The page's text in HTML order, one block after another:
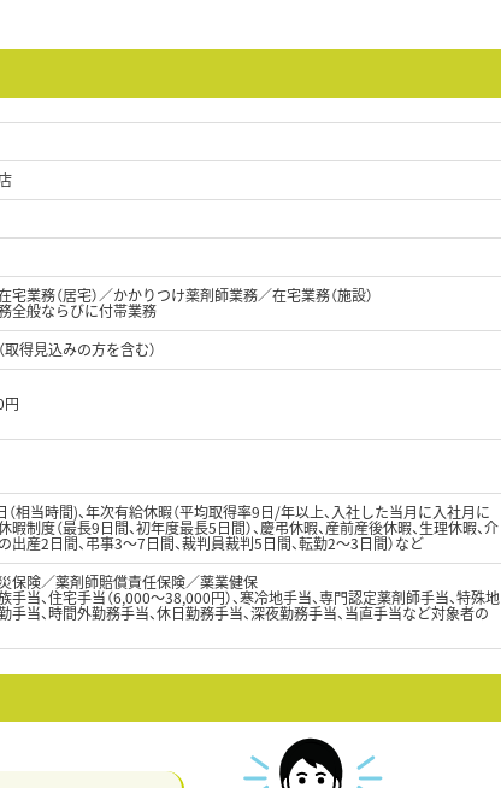
業務（居宅）／かかりつけ薬剤師業務／在宅業務（施設）
全般ならびに付帯業務
得見込みの方を含む）
相当時間)、年次有給休暇（平均取得率9日/年以上、入社した当月に入社月に
暇制度（最長9日間、初年度最長5日間）、慶弔休暇、産前産後休暇、生理休暇、介
出産2日間、弔事3～7日間、裁判員裁判5日間、転勤2～3日間）など
保険／薬剤師賠償責任保険／薬業健保
手当、住宅手当（6,000～38,000円）、寒冷地手当、専門認定薬剤師手当、特殊地
手当、時間外勤務手当、休日勤務手当、深夜勤務手当、当直手当など対象者の